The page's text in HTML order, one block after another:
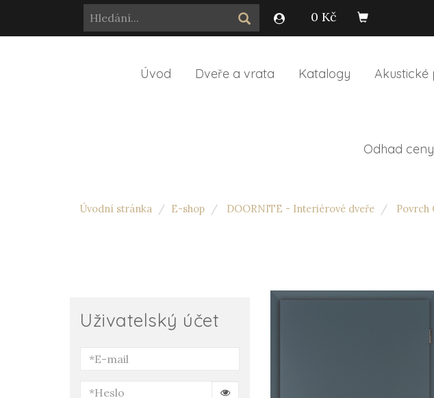
0 Kč
Úvod Dveře a vrata Katalogy Akustické
Odhad
Úvodní stránka E-shop DOORNITE - Interiérové dveře Povrch
Uživatelský účet